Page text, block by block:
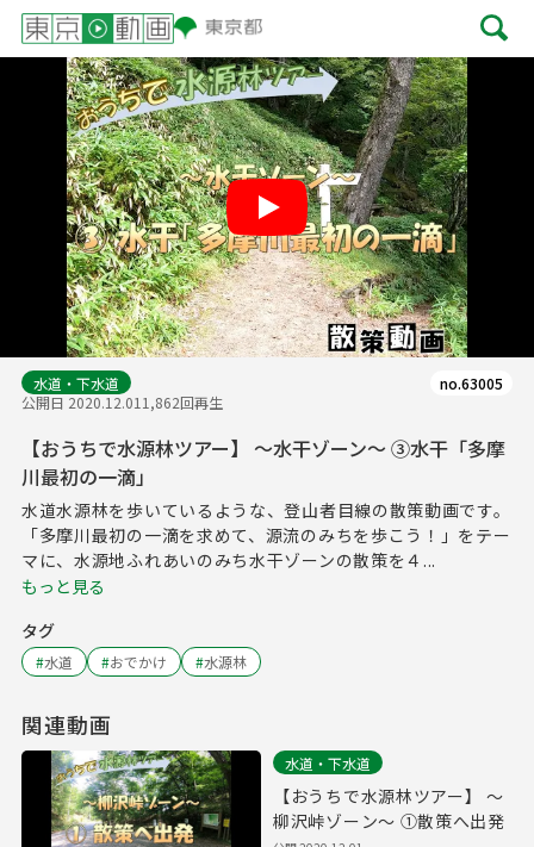
水道・下水道
公開日 2020.12.011,862回再生
no.63005
【おうちで水源林ツアー】 ～水干ゾーン～ ③水干「多摩
川最初の一滴」
水道水源林を歩いているような、登山者目線の散策動画です。
「多摩川最初の一滴を求めて、源流のみちを歩こう！」をテー
マに、水源地ふれあいのみち水干ゾーンの散策を４...
もっと見る
タグ
#水道 #おでかけ #水源林
関連動画
水道・下水道
【おうちで水源林ツアー】 ～
柳沢峠ゾーン～ ①散策へ出発